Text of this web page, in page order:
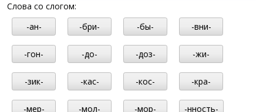
Слова со слогом:
-ан-
-бри- -бы- -вни-
-гон- -до- -доз- -жи-
-зик- -кас- -кос- -кра-
-мер- -мол- -мор- -нность-